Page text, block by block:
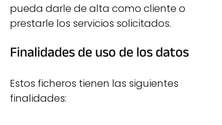
pueda darle de alta como cliente o
prestarle los servicios solicitados.
Finalidades de uso de los datos
Estos ficheros tienen las siguientes
finalidades: